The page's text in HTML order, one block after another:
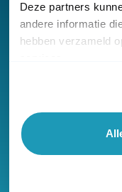
Deze partners
andere informatie
hebben verzameld